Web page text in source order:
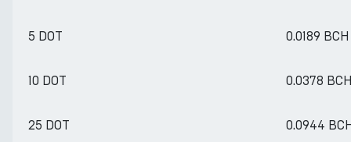
5 DOT 0.0189 BCH
10 DOT 0.0378
25 DOT 0.0944